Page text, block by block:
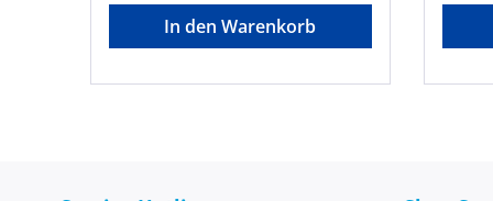
cm hoch • Mittlerer Holm 51 cm
hoch, 52 cm breit Hinweis:
Lackschäden sind handelsüblich
In den Warenkorb
sind
einer